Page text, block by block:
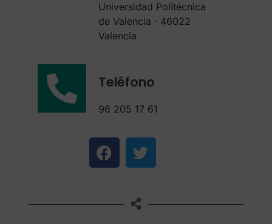
Universidad Politécnica
de Valencia · 46022
Valencia
Teléfono
96 205 17 61